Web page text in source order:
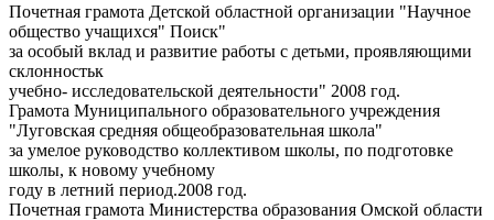
Почетная грамота Детской областной организации "Научное
общество учащихся" Поиск"
за особый вклад и развитие работы с детьми, проявляющими
склонностьк
учебно- исследовательской деятельности" 2008 год.
Грамота Муниципального образовательного учреждения
"Луговская средняя общеобразовательная школа"
за умелое руководство коллективом школы, по подготовке
школы, к новому учебному
году в летний период.2008 год.
Почетная грамота Министерства образования Омской области